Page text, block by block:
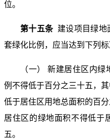
位。
第十五条 建设项目绿地
套绿化比例，应当达到下列标
（一） 新建居住区内
例不得低于百分之三十五，
低于居住区用地总面积的百
居住区的绿地面积不得低于
五。